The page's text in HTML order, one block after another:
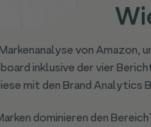
von Amazon,
inklusive der vier
mit den Brand Analytics
dominieren den